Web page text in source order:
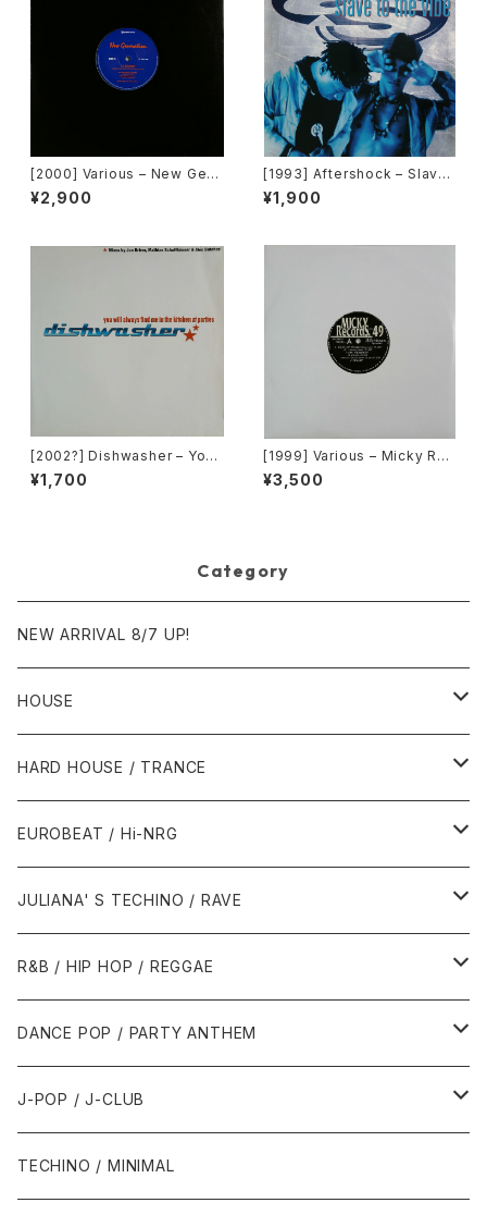
[2000] Various – New Gen
eration / Back To The "Dis
co" ~私もDiscoへ連れていっ
¥2,900
[1993] Aftershock – Slave
To The Vibe [Virgin]
¥1,900
[2002?] Dishwasher – You
Will Always Find Me In The
Kitchen At Parties [Ka2 Mu
¥1,700
[1999] Various – Micky Rec
ord Vol. 49 [Micky Record
s Inc.][PROMO]
¥3,500
Category
NEW ARRIVAL 8/7 UP!
HOUSE
1980年代
1987年・以前
1988年
1990年代
1990年
1991年
1995年
2000年代
2000年
2001年
2010年代
2010年
2011年
HARD HOUSE / TRANCE
1990年代
1994年・以前
1995年
1999年
2000年代
2000年
2001年
EUROBEAT / Hi-NRG
1980年代
1986年・以前
1987年
1990年代
1990年
1991年
2000年代
JULIANA' S TECHINO / RAVE
1990年代
1990年
1991年
2000年代
2000年
2001年
R&B / HIP HOP / REGGAE
1980年代
1985年・以前
1986年
1990年代
1990年
2000年代
DANCE POP / PARTY ANTHEM
1980年代
1988年・以前
1990年代
J-POP / J-CLUB
1980年代
TECHINO / MINIMAL